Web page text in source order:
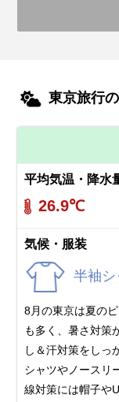
東京旅行
平均気温・降水
26.9℃
気候・服装
半袖シ
8月の東京は夏の
も多く、暑さ対策
し＆汗対策をしっ
シャツやノースリ
線対策には帽子や